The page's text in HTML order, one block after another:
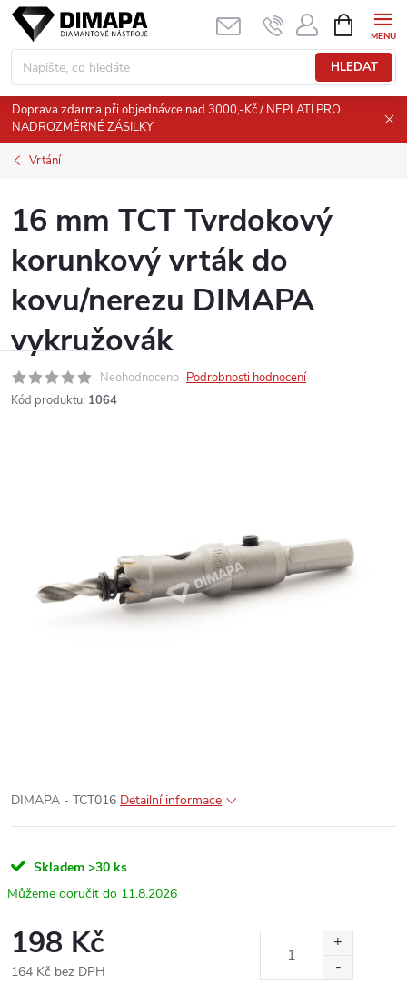
Přejít
obsah
HLEDAT
NÁKUPNÍ
KOŠÍK
Doprava zdarma při objednávce nad 3000,-Kč / NEPLATÍ PRO
NADROZMĚRNÉ ZÁSILKY
Vrtání
16 mm TCT Tvrdokový
korunkový vrták do
kovu/nerezu DIMAPA
vykružovák
Neohodnoceno Podrobnosti hodnocení
Kód produktu: 1064
DIMAPA - TCT016 Detailní informace
Skladem >30 ks
11.8.2026
198 Kč
164 Kč bez DPH